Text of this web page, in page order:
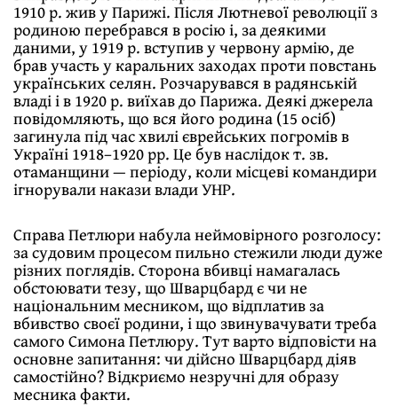
1910 р. жив у Парижі. Після Лютневої революції з
родиною перебрався в росію і, за деякими
даними, у 1919 р. вступив у червону армію, де
брав участь у каральних заходах проти повстань
українських селян. Розчарувався в радянській
владі і в 1920 р. виїхав до Парижа. Деякі джерела
повідомляють, що вся його родина (15 осіб)
загинула під час хвилі єврейських погромів в
Україні 1918–1920 рр. Це був наслідок т. зв.
отаманщини — періоду, коли місцеві командири
ігнорували накази влади УНР.
Справа Петлюри набула неймовірного розголосу:
за судовим процесом пильно стежили люди дуже
різних поглядів. Сторона вбивці намагалась
обстоювати тезу, що Шварцбард є чи не
національним месником, що відплатив за
вбивство своєї родини, і що звинувачувати треба
самого Симона Петлюру. Тут варто відповісти на
основне запитання: чи дійсно Шварцбард діяв
самостійно? Відкриємо незручні для образу
месника факти.